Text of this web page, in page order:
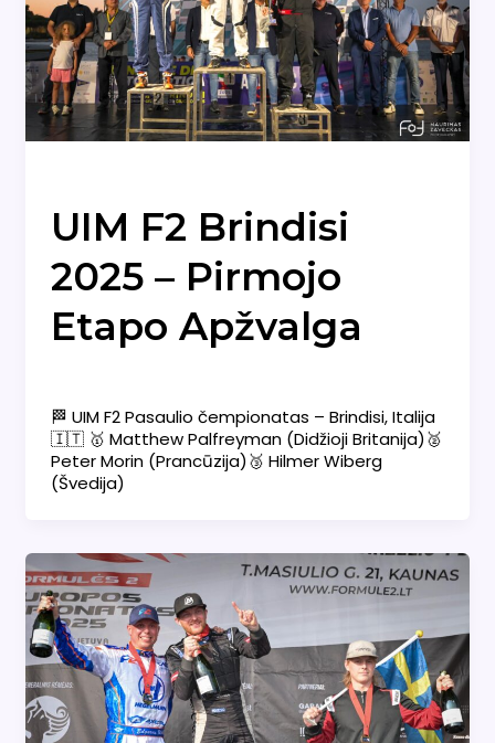
UIM F2 Brindisi
2025 – Pirmojo
Etapo Apžvalga
🏁 UIM F2 Pasaulio čempionatas – Brindisi, Italija
🇮🇹 🥇 Matthew Palfreyman (Didžioji Britanija)🥈
Peter Morin (Prancūzija)🥉 Hilmer Wiberg
(Švedija)